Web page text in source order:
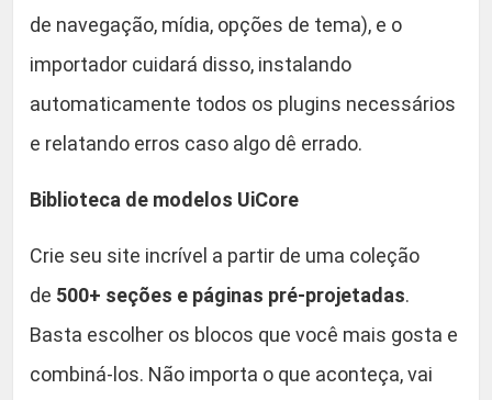
de navegação, mídia, opções de tema), e o
importador cuidará disso, instalando
automaticamente todos os plugins necessários
e relatando erros caso algo dê errado.
Biblioteca de modelos UiCore
Crie seu site incrível a partir de uma coleção
de 500+ seções e páginas pré-projetadas.
Basta escolher os blocos que você mais gosta e
combiná-los. Não importa o que aconteça, vai